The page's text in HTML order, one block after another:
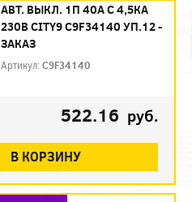
АВТ. ВЫКЛ. 1П 40А С 4,5КА
230В CITY9 C9F34140 УП.12 -
ЗАКАЗ
Артикул:C9F34140
522.16 руб.
В КОРЗИНУ